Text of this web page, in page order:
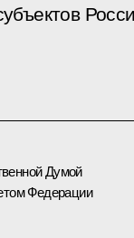
Думой
Федерации